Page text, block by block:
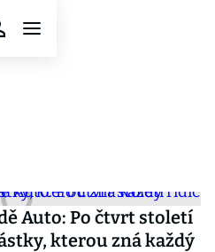
Auto: Po čtvrt století
kterou zná každý